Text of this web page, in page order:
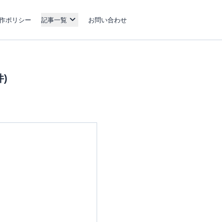
ポリシー 記事一覧 お問い合わせ
)